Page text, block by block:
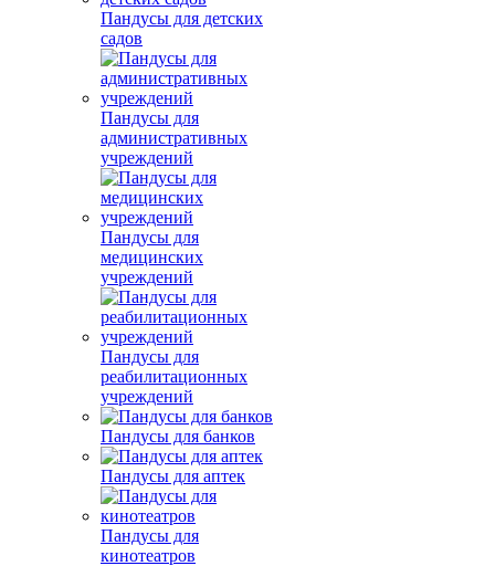
Пандусы для детских
садов
Пандусы для
административных
учреждений
Пандусы для
медицинских
учреждений
Пандусы для
реабилитационных
учреждений
Пандусы для банков
Пандусы для аптек
Пандусы для
кинотеатров